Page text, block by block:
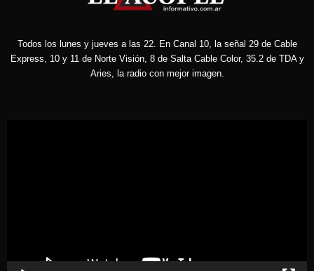
Todos los lunes y jueves a las 22. En Canal 10, la señal 29 de Cable
Express, 10 y 11 de Norte Visión, 8 de Salta Cable Color, 35.2 de TDA y
Aries, la radio con mejor imagen.